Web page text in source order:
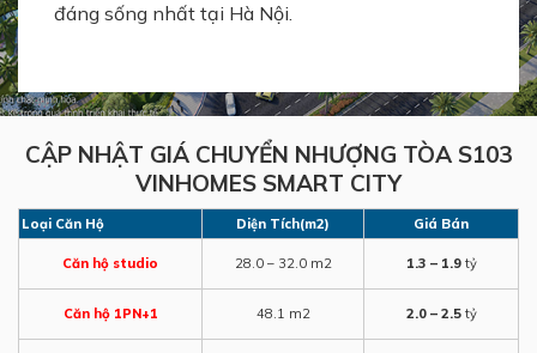
đáng sống nhất tại Hà Nội.
CẬP NHẬT GIÁ CHUYỂN NHƯỢNG TÒA S103
VINHOMES SMART CITY
Loại Căn Hộ Diện Tích(m2) Giá Bán
Căn hộ studio 28.0 – 32.0 m2 1.3 – 1.9tỷ
Căn hộ 1PN+1 48.1 m2 2.0 – 2.5tỷ